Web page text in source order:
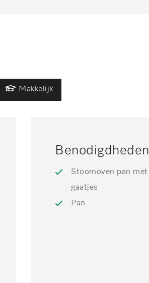
Makkelijk
Benodigdheden
Stoomoven pan met
gaatjes
Pan